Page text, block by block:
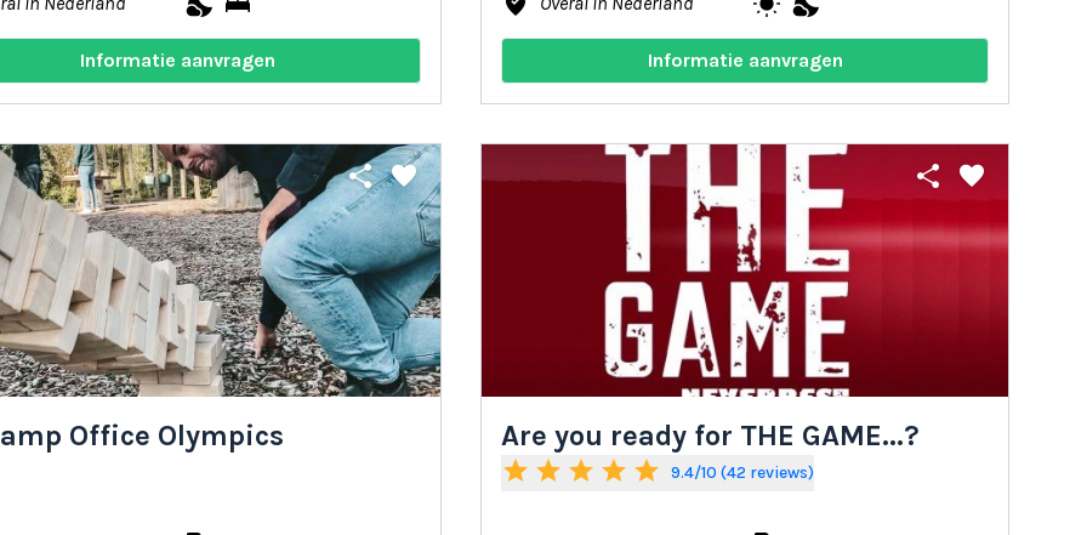
Informatie aanvragen Informatie aanvragen
share favorite
Office Olympics
share favorite
Are you ready for THE GAME...?
star star star star star 9.4/10 (42 reviews)